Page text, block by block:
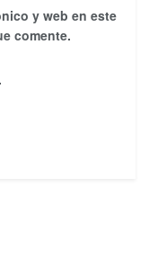
y web en este
comente.